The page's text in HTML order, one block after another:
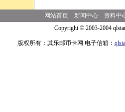
网站首页 新闻中心
资料中
Copyright © 2003-2004
版权所有：其乐邮币卡网 电子信箱：